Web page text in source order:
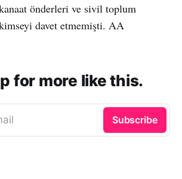
önderleri ve sivil toplum
davet etmemişti. AA
for more like this.
Subscribe